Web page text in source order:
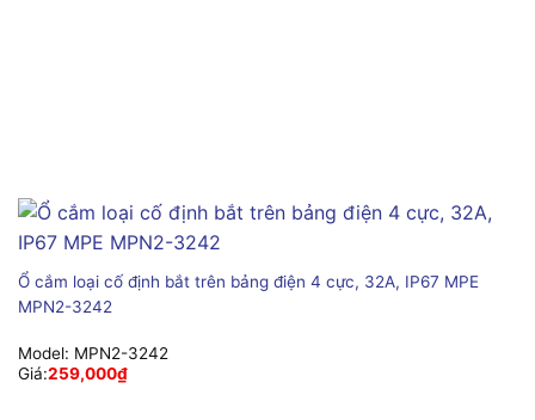
Ổ cắm loại cố định bắt trên bảng điện 4 cực, 32A, IP67 MPE
MPN2-3242
Model: MPN2-3242
Giá:259,000₫